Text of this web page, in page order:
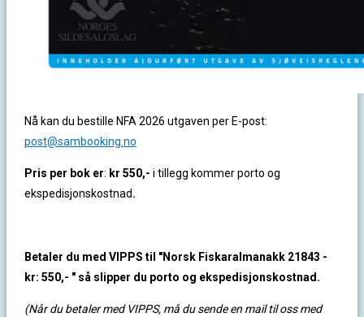
Nå kan du bestille NFA 2026 utgaven per E-post:
post@sambooking.no
Pris per bok er: kr 550,- i tillegg kommer porto og
ekspedisjonskostnad.
Betaler du med VIPPS til "Norsk Fiskaralmanakk 21843 -
kr: 550,- " så slipper du porto og ekspedisjonskostnad.
(Når du betaler med VIPPS, må du sende en mail til oss med